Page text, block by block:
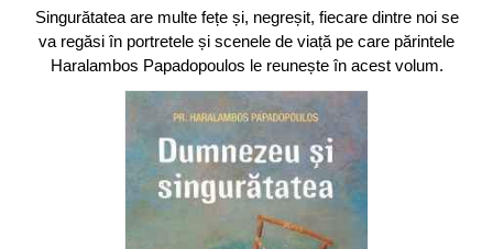
Singurătatea are multe fețe și, negreșit, fiecare dintre noi se
va regăsi în portretele și scenele de viață pe care părintele
Haralambos Papadopoulos le reunește în acest volum.